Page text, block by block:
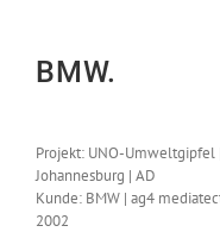
BMW.
Projekt: UNO-
Johannesburg | AD
Kunde: BMW | ag4
2002